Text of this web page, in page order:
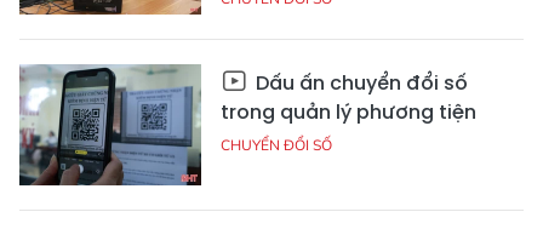
Dấu ấn chuyển đổi số
trong quản lý phương tiện
CHUYỂN ĐỔI SỐ